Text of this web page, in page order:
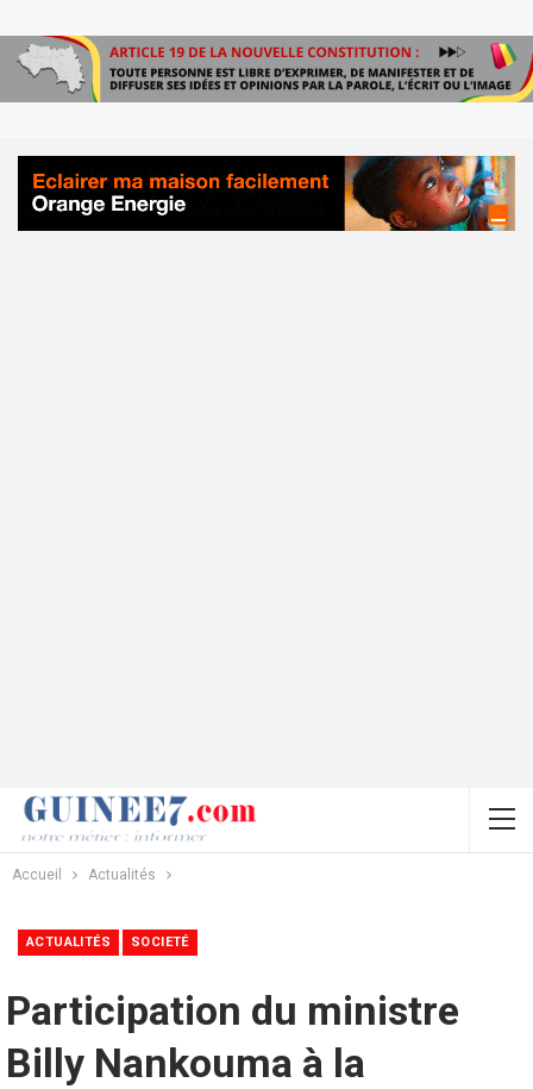
Accueil Actualités
ACTUALITÉS SOCIETÉ
Participation du ministre
Billy Nankouma à la